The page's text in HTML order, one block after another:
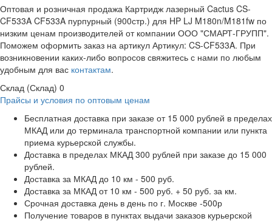
Оптовая и розничная продажа Картридж лазерный Cactus CS-
CF533A CF533A пурпурный (900стр.) для HP LJ M180n/M181fw по
низким ценам производителей от компании ООО "СМАРТ-ГРУПП".
Поможем оформить заказ на артикул Артикул: CS-CF533A. При
возникновении каких-либо вопросов свяжитесь с нами по любым
удобным для вас контактам.
Склад (Склад) 0
Прайсы и условия по оптовым ценам
Бесплатная доставка при заказе от 15 000 рублей в пределах
МКАД или до терминала транспортной компании или пункта
приема курьерской службы.
Доставка в пределах МКАД 300 рублей при заказе до 15 000
рублей.
Доставка за МКАД до 10 км - 500 руб.
Доставка за МКАД от 10 км - 500 руб. + 50 руб. за км.
Срочная доставка день в день по г. Москве -500р
Получение товаров в пунктах выдачи заказов курьерской